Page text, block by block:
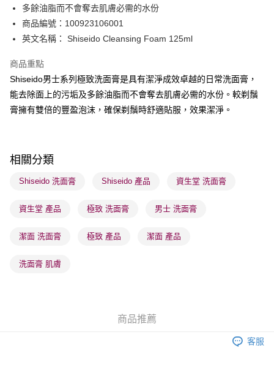
WeChat Pay
BoC Pay
送貨方式
順豐自助櫃 - 確認發貨後1-3個工作天送達
每筆HK$65.00，滿HK$300.00或以上免運費
確認發貨後1-3 工作天送達，訂單將隨機分配至SF順豐速運或京東
物流公司進行物流配送
取。逾期會取消訂單，並不會安排重寄
多餘油脂而不會奪去肌膚必需的水份
商品編號：100923106001
英文名稱： Shiseido Cleansing Foam 125ml
商品重點
Shiseido男士系列極致洗面膏是具有潔淨成效卓越的日常洗面膏，
能去除面上的污垢及多餘油脂而不會奪去肌膚必需的水份。較剃鬚
膏擁有雙倍的豐盈泡沫，確保剃鬚時舒適貼服，效果潔淨。
相關分類
Shiseido 洗面膏 Shiseido 產品 資生堂 洗面膏
資生堂 產品 極致 洗面膏 男士 洗面膏
潔面 洗面膏 極致 產品 潔面 產品
洗面膏 肌膚
商品推薦
客服